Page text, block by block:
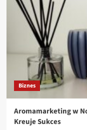
Biznes
Aromamarketing w
Kreuje Sukces